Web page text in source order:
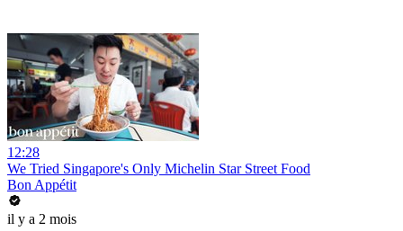
12:28
We Tried Singapore's Only Michelin Star Street Food
Bon Appétit
il y a 2 mois